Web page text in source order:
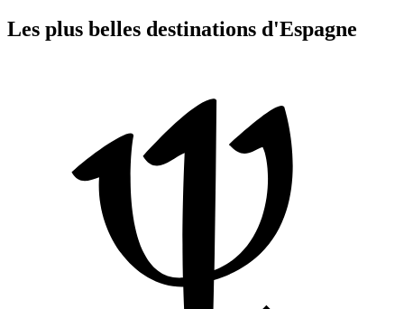
Les plus belles destinations d'Espagne